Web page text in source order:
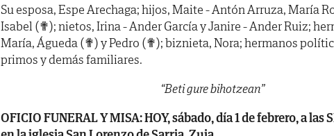
Su esposa, Espe Arechaga; hijos, Maite - Antón Arruza, María
Isabel (✟); nietos, Irina - Ander García y Janire - Ander Ruiz;
María, Águeda (✟) y Pedro (✟); biznieta, Nora; hermanos
primos y demás familiares.
“Beti gure bihotzean”
OFICIO FUNERAL Y MISA: HOY, sábado, día 1 de febrero, a las